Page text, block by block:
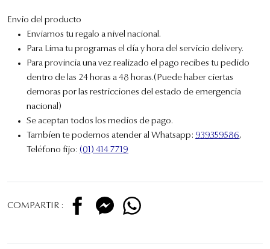
Envio del producto
Enviamos tu regalo a nivel nacional.
Para Lima tu programas el día y hora del servicio delivery.
Para provincia una vez realizado el pago recibes tu pedido
dentro de las 24 horas a 48 horas.(Puede haber ciertas
demoras por las restricciones del estado de emergencia
nacional)
Se aceptan todos los medios de pago.
Tambíen te podemos atender al Whatsapp: 939359586,
Teléfono fijo: (01) 414 7719
COMPARTIR :